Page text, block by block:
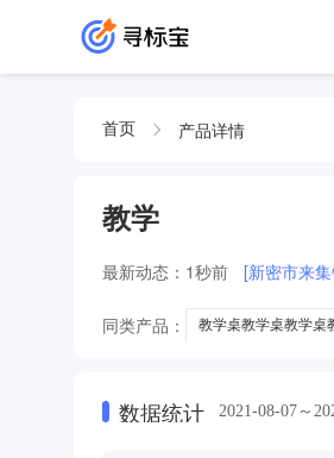
首页 产品详情
教学
最新动态： 1秒前 [新密市来
同类产品： 教学桌教学桌教学桌
数据统计 2021-08-07～